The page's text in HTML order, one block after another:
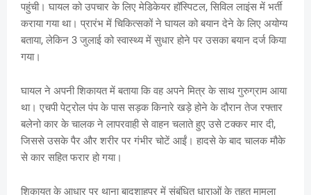
पहुंची। घायल को उपचार के लिए मेडिकेयर हॉस्पिटल, सिविल लाइंस में भर्ती
कराया गया था। प्रारंभ में चिकित्सकों ने घायल को बयान देने के लिए अयोग्य
बताया, लेकिन 3 जुलाई को स्वास्थ्य में सुधार होने पर उसका बयान दर्ज किया
गया।
घायल ने अपनी शिकायत में बताया कि वह अपने मित्र के साथ गुरुग्राम आया
था। एचपी पेट्रोल पंप के पास सड़क किनारे खड़े होने के दौरान तेज रफ्तार
बलेनो कार के चालक ने लापरवाही से वाहन चलाते हुए उसे टक्कर मार दी,
जिससे उसके पैर और शरीर पर गंभीर चोटें आईं। हादसे के बाद चालक मौके
से कार सहित फरार हो गया।
शिकायत के आधार पर थाना बादशाहपुर में संबंधित धाराओं के तहत मामला